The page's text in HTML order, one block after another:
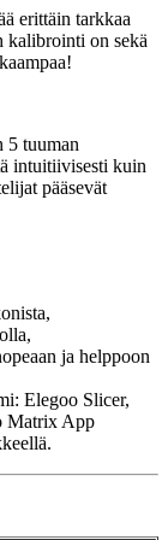
erittäin tarkkaa
kalibrointi on sekä
5 tuuman
intuitiivisesti kuin
pääsevät
ja helppoon
Elegoo Slicer,
Matrix App